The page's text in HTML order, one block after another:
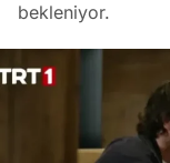
bekleniyor.